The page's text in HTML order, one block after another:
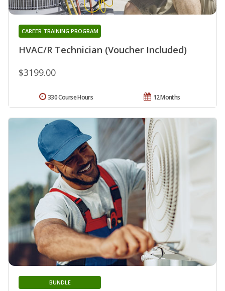
HVAC/R Technician (Voucher Included)
CAREER TRAINING PROGRAM
$3199.00
12 Months
330 Course Hours
BUNDLE